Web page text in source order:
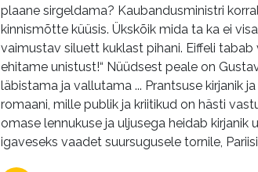
plaane sirgeldama? Kaubandusministri
kinnismõtte küüsis. Ükskõik mida ta ka ei
vaimustav siluett kuklast pihani. Eiffeli
ehitame unistust!“ Nüüdsest peale on
läbistama ja vallutama ... Prantsuse kirjanik
romaani, mille publik ja kriitikud on hästi
omase lennukuse ja uljusega heidab
igaveseks vaadet suursugusele tornile,